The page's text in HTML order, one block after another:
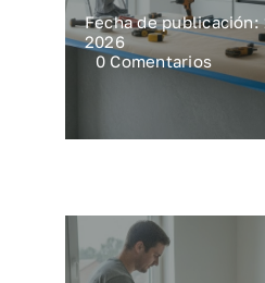
Fecha de publicación:
2026
0 Comentarioson
cómo
luz